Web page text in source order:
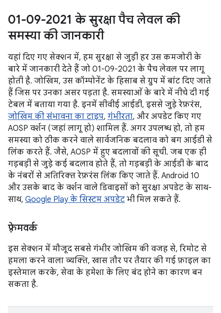
01-09-2021 के सुरक्षा पैच लेवल की
समस्या की जानकारी
यहां दिए गए सेक्शन में, हम सुरक्षा से जुड़ी हर उस कमजोरी के
बारे में जानकारी देते हैं जो 01-09-2021 के पैच लेवल पर लागू
होती है. जोखिम, उस कॉम्पोनेंट के हिसाब से ग्रुप में बांट दिए जाते
हैं जिस पर उनका असर पड़ता है. समस्याओं के बारे में नीचे दी गई
टेबल में बताया गया है. इनमें सीवीई आईडी, इससे जुड़े रेफ़रंस,
जोखिम की संभावना का टाइप, गंभीरता, और अपडेट किए गए
AOSP वर्शन (जहां लागू हो) शामिल हैं. अगर उपलब्ध हो, तो हम
समस्या को ठीक करने वाले सार्वजनिक बदलाव को बग आईडी से
लिंक करते हैं. जैसे, AOSP में हुए बदलावों की सूची. जब एक ही
गड़बड़ी से जुड़े कई बदलाव होते हैं, तो गड़बड़ी के आईडी के बाद
के नंबरों से अतिरिक्त रेफ़रंस लिंक किए जाते हैं. Android 10
और उसके बाद के वर्शन वाले डिवाइसों को सुरक्षा अपडेट के साथ-
साथ, Google Play के सिस्टम अपडेट भी मिल सकते हैं.
फ़्रेमवर्क
इस सेक्शन में मौजूद सबसे गंभीर जोखिम की वजह से, रिमोट से
हमला करने वाला व्यक्ति, खास तौर पर तैयार की गई फ़ाइल का
इस्तेमाल करके, सेवा के हमेशा के लिए बंद होने का कारण बन
सकता है.